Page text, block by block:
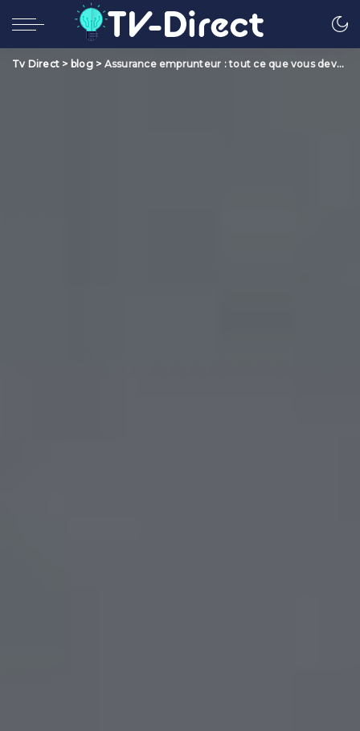
Tv Direct > blog> Assurance emprunteur : tout ce que vous devez savoir